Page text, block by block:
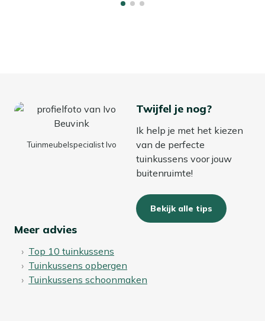
Tuinmeubelspecialist Ivo
Twijfel je nog?
Ik help je met het kiezen
van de perfecte
tuinkussens voor jouw
buitenruimte!
Bekijk alle tips
Meer advies
Top 10 tuinkussens
Tuinkussens opbergen
Tuinkussens schoonmaken